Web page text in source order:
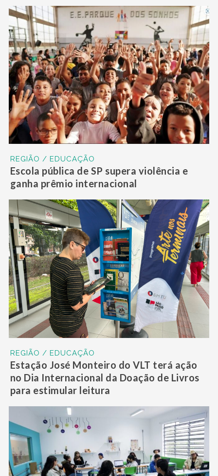
REGIÃO / EDUCAÇÃO
Escola pública de SP supera violência e
ganha prêmio internacional
REGIÃO / EDUCAÇÃO
Estação José Monteiro do VLT terá ação
no Dia Internacional da Doação de Livros
para estimular leitura